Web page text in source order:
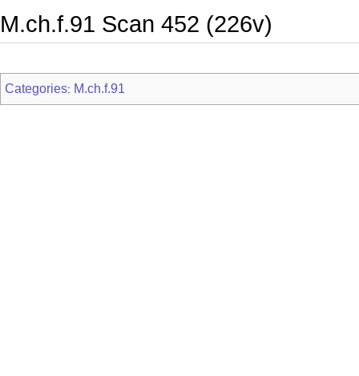
M.ch.f.91 Scan 452 (226v)
Categories: M.ch.f.91